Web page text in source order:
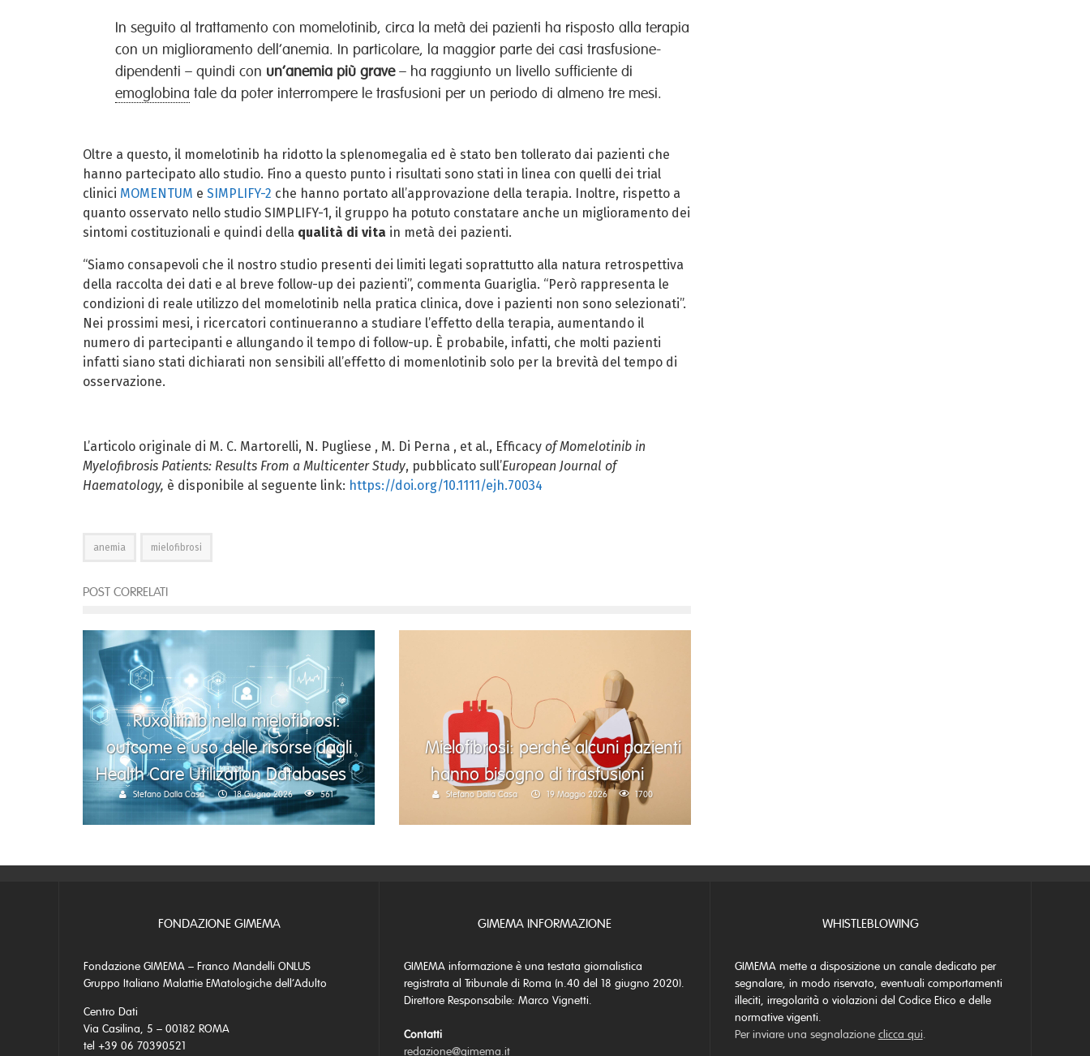
In seguito al trattamento con momelotinib, circa la metà dei pazienti ha risposto alla terapia
con un miglioramento dell’anemia. In particolare, la maggior parte dei casi trasfusione-
dipendenti – quindi con un’anemia più grave– ha raggiunto un livello sufficiente di
emoglobina tale da poter interrompere le trasfusioni per un periodo di almeno tre mesi.
Oltre a questo, il momelotinib ha ridotto la splenomegalia ed è stato ben tollerato dai pazienti che
hanno partecipato allo studio. Fino a questo punto i risultati sono stati in linea con quelli dei trial
clinici MOMENTUM e SIMPLIFY-2 che hanno portato all’approvazione della terapia. Inoltre, rispetto a
quanto osservato nello studio SIMPLIFY-1, il gruppo ha potuto constatare anche un miglioramento dei
sintomi costituzionali e quindi della qualità di vita in metà dei pazienti.
“Siamo consapevoli che il nostro studio presenti dei limiti legati soprattutto alla natura retrospettiva
della raccolta dei dati e al breve follow-up dei pazienti”, commenta Guariglia. “Però rappresenta le
condizioni di reale utilizzo del momelotinib nella pratica clinica, dove i pazienti non sono selezionati”.
Nei prossimi mesi, i ricercatori continueranno a studiare l’effetto della terapia, aumentando il
numero di partecipanti e allungando il tempo di follow-up. È probabile, infatti, che molti pazienti
infatti siano stati dichiarati non sensibili all’effetto di momenlotinib solo per la brevità del tempo di
osservazione.
L’articolo originale di M. C. Martorelli, N. Pugliese , M. Di Perna , et al., Efficacy of Momelotinib in
Myelofibrosis Patients: Results From a Multicenter Study, pubblicato sull’European Journal of
Haematology, è disponibile al seguente link: https://doi.org/10.1111/ejh.70034
anemia mielofibrosi
POST CORRELATI
Ruxolitinib nella mielofibrosi:
outcome e uso delle risorse dagli
Health Care Utilization Databases
Stefano Dalla Casa 18 Giugno 2026 561
Mielofibrosi: perché alcuni pazienti
hanno bisogno di trasfusioni
Stefano Dalla Casa 19 Maggio 2026 1700
FONDAZIONE GIMEMA
Fondazione GIMEMA – Franco Mandelli ONLUS
Gruppo Italiano Malattie EMatologiche dell’Adulto
Centro Dati
Via Casilina, 5 – 00182 ROMA
tel +39 06 70390521
GIMEMA INFORMAZIONE
GIMEMA informazione è una testata giornalistica
registrata al Tribunale di Roma (n.40 del 18 giugno 2020).
Direttore Responsabile: Marco Vignetti.
Contatti
redazione@gimema.it
WHISTLEBLOWING
GIMEMA mette a disposizione un canale dedicato per
segnalare, in modo riservato, eventuali comportamenti
illeciti, irregolarità o violazioni del Codice Etico e delle
normative vigenti.
Per inviare una segnalazione clicca qui.